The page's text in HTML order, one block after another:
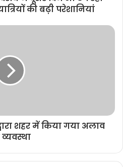
की बढ़ी परेशानियां
शहर में किया गया अलाव